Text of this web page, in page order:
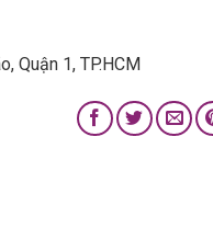
Quận 1, TP.HCM